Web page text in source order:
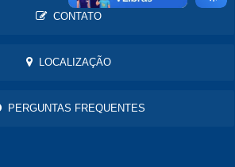
CONTATO
LOCALIZAÇÃO
PERGUNTAS FREQUENTES